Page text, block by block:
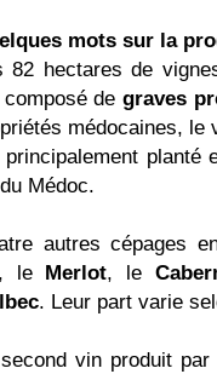
mots sur la
82 hectares de
de graves
médocaines, le
principalement planté
Médoc.
autres cépages
le Merlot, le
. Leur part varie
vin produit